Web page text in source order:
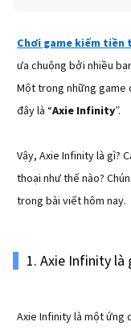
Chơi game kiếm tiền
ưa chuộng bởi nhiều
Một trong những game
đây là “Axie Infinity”.
Vậy, Axie Infinity là gì?
thoại như thế nào?
trong bài viết hôm nay.
1. Axie Infinity là
Axie Infinity là một ứng